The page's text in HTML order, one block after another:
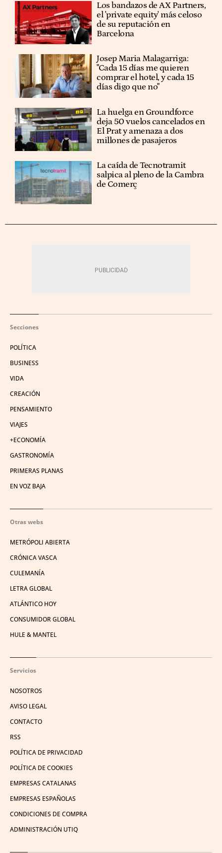
Los bandazos de AX Partners,
el 'private equity' más celoso
de su reputación en
Barcelona
​​Josep Maria Malagarriga:
"Cada 15 días me quieren
comprar el hotel, y cada 15
días digo que no"
La huelga en Groundforce
deja 50 vuelos cancelados en
El Prat y amenaza a dos
millones de pasajeros
La caída de Tecnotramit
salpica al pleno de la Cambra
de Comerç
Secciones
POLÍTICA
BUSINESS
VIDA
CREACIÓN
PENSAMIENTO
VIAJES
+ECONOMÍA
GASTRONOMÍA
PRIMERAS PLANAS
EN VOZ BAJA
Otras webs
METRÓPOLI ABIERTA
CRÓNICA VASCA
CULEMANÍA
LETRA GLOBAL
ATLÁNTICO HOY
CONSUMIDOR GLOBAL
HULE & MANTEL
Servicios
NOSOTROS
AVISO LEGAL
CONTACTO
RSS
POLÍTICA DE PRIVACIDAD
POLÍTICA DE COOKIES
EMPRESAS CATALANAS
EMPRESAS ESPAÑOLAS
CONDICIONES DE COMPRA
ADMINISTRACIÓN UTIQ